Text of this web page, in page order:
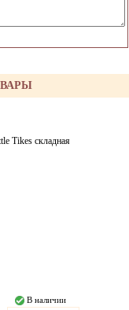
Tikes складная
В наличии